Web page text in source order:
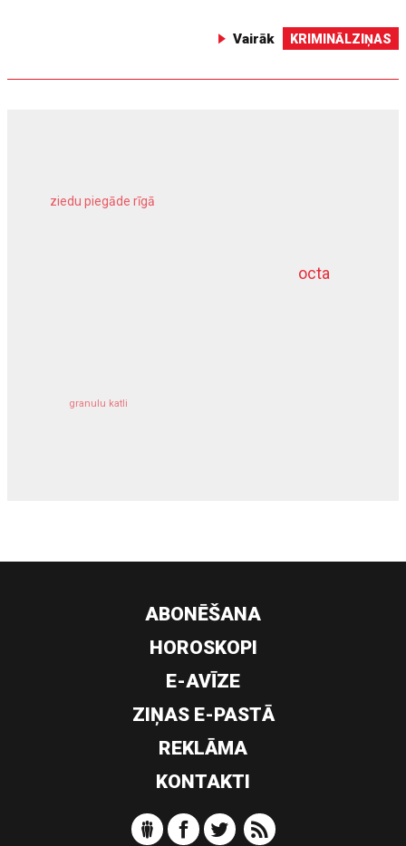
Vairāk KRIMINĀLZIŅAS
octa
ziedu piegāde rīgā
granulu katli
dziļurbums
ABONĒŠANA
HOROSKOPI
E-AVĪZE
ZIŅAS E-PASTĀ
REKLĀMA
KONTAKTI